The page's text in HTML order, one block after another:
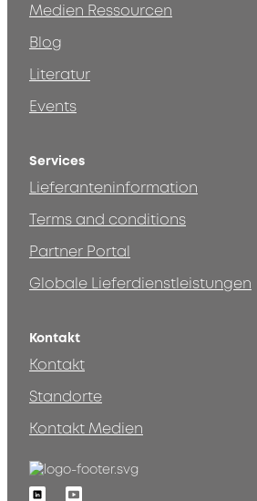
Medien Ressourcen
Blog
Literatur
Events
Services
Lieferanteninformation
Terms and conditions
Partner Portal
Globale Lieferdienstleistungen
Kontakt
Kontakt
Standorte
Kontakt Medien
LinkedinYoutube